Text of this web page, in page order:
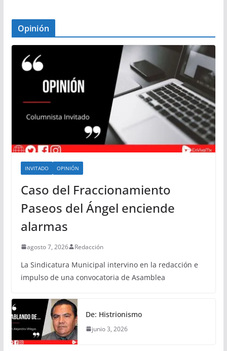
Opinión
INVITADO OPINIÓN
Caso del Fraccionamiento
Paseos del Ángel enciende
alarmas
agosto 7, 2026 Redacción
La Sindicatura Municipal intervino en la redacción e
impulso de una convocatoria de Asamblea
De: Histrionismo
junio 3, 2026